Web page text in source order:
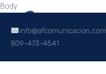
Body
info@afcomunicacion.com
809-473-4541